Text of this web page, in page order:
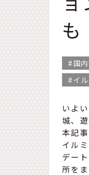
も
国
イ
いよ
城、
本記
イル
デー
所を